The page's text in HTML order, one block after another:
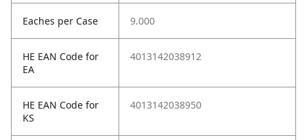
Eaches per Case 9.000
HE EAN Code for
EA
4013142038912
HE EAN Code for
KS
4013142038950